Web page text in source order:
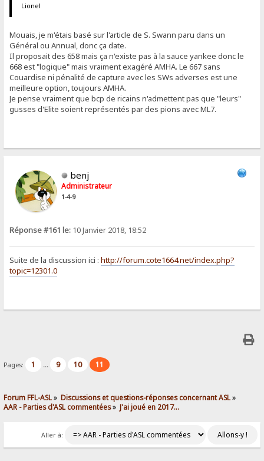
Lionel
Mouais, je m'étais basé sur l'article de S. Swann paru dans un
Général ou Annual, donc ça date.
Il proposait des 658 mais ça n'existe pas à la sauce yankee donc le
668 est "logique" mais vraiment exagéré AMHA. Le 667 sans
Couardise ni pénalité de capture avec les SWs adverses est une
meilleure option, toujours AMHA.
Je pense vraiment que bcp de ricains n'admettent pas que "leurs"
gusses d'Elite soient représentés par des pions avec ML7.
benj
Administrateur
1-4-9
Réponse #161 le: 10 Janvier 2018, 18:52
Suite de la discussion ici :http://forum.cote1664.net/index.php?
topic=12301.0
Pages: 1 ... 9 10 11
Forum FFL-ASL» Discussions et questions-réponses concernant ASL»
AAR - Parties d'ASL commentées» J'ai joué en 2017...
Aller à: